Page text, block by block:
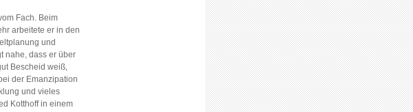
Fach. Beim
arbeitete er in den
und
nahe, dass er über
Bescheid weiß,
der Emanzipation
und vieles
Kotthoff in einem